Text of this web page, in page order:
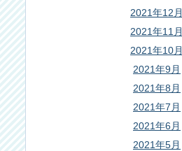
2021年12月
2021年11月
2021年10月
2021年9月
2021年8月
2021年7月
2021年6月
2021年5月